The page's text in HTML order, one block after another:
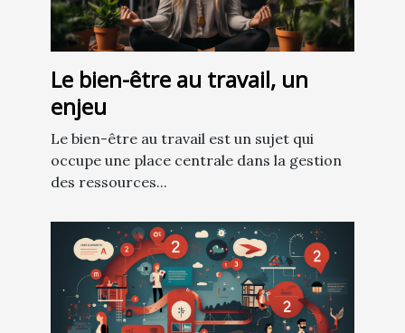
Le bien-être au travail, un
enjeu
Le bien-être au travail est un sujet qui
occupe une place centrale dans la gestion
des ressources...